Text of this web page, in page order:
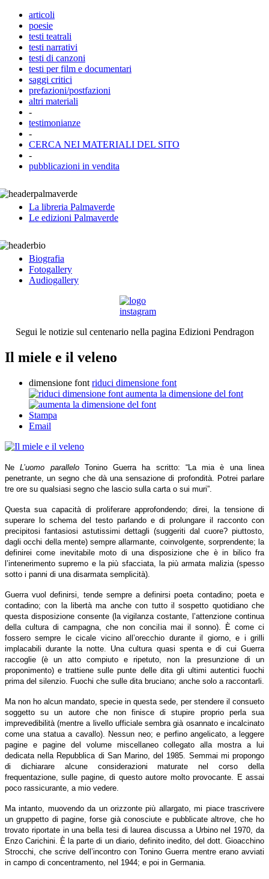
articoli
poesie
testi teatrali
testi narrativi
testi di canzoni
testi per film e documentari
saggi critici
prefazioni/postfazioni
altri materiali
-
testimonianze
-
CERCA NEI MATERIALI DEL SITO
-
pubblicazioni in vendita
La libreria Palmaverde
Le edizioni Palmaverde
Biografia
Fotogallery
Audiogallery
Segui le notizie sul centenario nella pagina Edizioni Pendragon
Il miele e il veleno
dimensione font riduci dimensione font
aumenta la dimensione del font
Stampa
Email
NeL’uomo parallelo Tonino Guerra ha scritto: “La mia è una linea
penetrante, un segno che dà una sensazione di profondità. Potrei parlare
tre ore su qualsiasi segno che lascio sulla carta o sui muri”.
Questa sua capacità di proliferare approfondendo; direi, la tensione di
superare lo schema del testo parlando e di prolungare il racconto con
precipitosi fantasiosi astutissimi dettagli (suggeriti dal cuore? piuttosto,
dagli occhi della mente) sempre allarmante, coinvolgente, sorprendente; la
definirei come inevitabile moto di una disposizione che è in bilico fra
l’intenerimento supremo e la più sfacciata, la più armata malizia (spesso
sotto i panni di una disarmata semplicità).
Guerra vuol definirsi, tende sempre a definirsi poeta contadino; poeta e
contadino; con la libertà ma anche con tutto il sospetto quotidiano che
questa disposizione consente (la vigilanza costante, l’attenzione continua
della cultura di campagna, che non concilia mai il sonno). È come ci
fossero sempre le cicale vicino all’orecchio durante il giorno, e i grilli
implacabili durante la notte. Una cultura quasi spenta e di cui Guerra
raccoglie (è un atto compiuto e ripetuto, non la presunzione di un
proponimento) e trattiene sulle punte delle dita gli ultimi autentici fuochi
prima del silenzio. Fuochi che sulle dita bruciano; anche solo a raccontarli.
Ma non ho alcun mandato, specie in questa sede, per stendere il consueto
soggetto su un autore che non finisce di stupire proprio perla sua
imprevedibilità (mentre a livello ufficiale sembra già osannato e incalcinato
come una statua a cavallo). Nessun neo; e perfino angelicato, a leggere
pagine e pagine del volume miscellaneo collegato alla mostra a lui
dedicata nella Repubblica di San Marino, del 1985. Semmai mi propongo
di dichiarare alcune considerazioni maturate nel corso della
frequentazione, sulle pagine, di questo autore molto provocante. E assai
poco rassicurante, a mio vedere.
Ma intanto, muovendo da un orizzonte più allargato, mi piace trascrivere
un gruppetto di pagine, forse già conosciute e pubblicate altrove, che ho
trovato riportate in una bella tesi di laurea discussa a Urbino nel 1970, da
Enzo Carichini. È la parte di un diario, definito inedito, del dott. Gioacchino
Strocchi, che scrive dell’incontro con Tonino Guerra mentre erano avviati
in campo di concentramento, nel 1944; e poi in Germania.